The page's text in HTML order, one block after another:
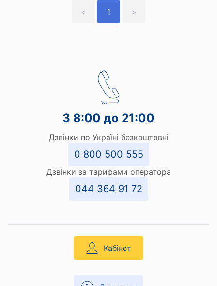
< 1 >
З 8:00 до 21:00
Дзвінки по Україні безкоштовні
0 800 500 555
Дзвінки за тарифами оператора
044 364 91 72
Кабінет